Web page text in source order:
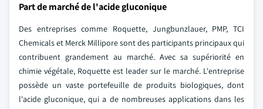
Part de marché de l'acide gluconique
Des entreprises comme Roquette, Jungbunzlauer, PMP, TCI
Chemicals et Merck Millipore sont des participants principaux qui
contribuent grandement au marché. Avec sa supériorité en
chimie végétale, Roquette est leader sur le marché. L'entreprise
possède un vaste portefeuille de produits biologiques, dont
l'acide gluconique, qui a de nombreuses applications dans les